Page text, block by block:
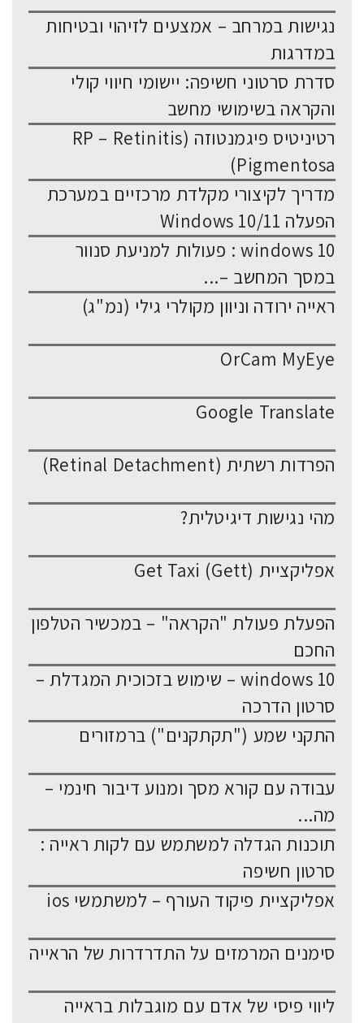
נגישות במרחב – אמצעים לזיהוי ובטיחות
במדרגות
סדרת סרטוני חשיפה: יישומי חיווי קולי
והקראה בשימושי מחשב
רטיניטיס פיגמנטוזה (RP – Retinitis
Pigmentosa)
מדריך לקיצורי מקלדת מרכזיים במערכת
הפעלה Windows 10/11
windows 10 : פעולות למניעת סנוור
במסך המחשב –...
ראייה ירודה וניוון מקולרי גילי (נמ"ג)
OrCam MyEye
Google Translate
הפרדות רשתית (Retinal Detachment)
מהי נגישות דיגיטלית?
אפליקציית Get Taxi (Gett)
הפעלת פעולת "הקראה" – במכשיר הטלפון
החכם
windows 10 – שימוש בזכוכית המגדלת –
סרטון הדרכה
התקני שמע ("תקתקנים") ברמזורים
עבודה עם קורא מסך ומנוע דיבור חינמי –
מה...
תוכנות הגדלה למשתמש עם לקות ראייה :
סרטון חשיפה
אפליקציית פיקוד העורף – למשתמשי ios
סימנים המרמזים על התדרדרות של הראייה
ליווי פיסי של אדם עם מוגבלות בראייה